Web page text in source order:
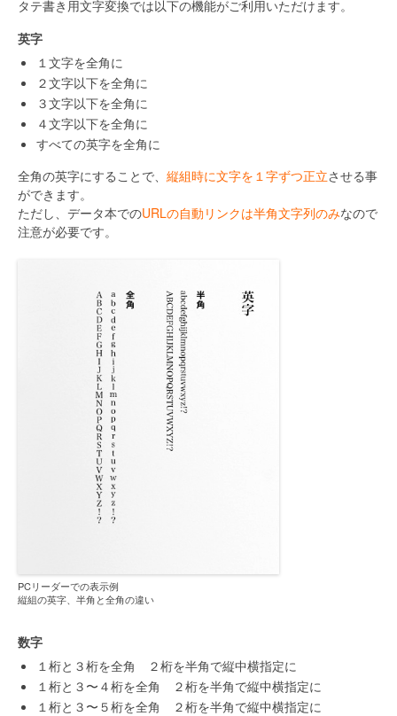
タテ書き用文字変換では以下の機能がご利用いただけます。
英字
１文字を全角に
２文字以下を全角に
３文字以下を全角に
４文字以下を全角に
すべての英字を全角に
全角の英字にすることで、縦組時に文字を１字ずつ正立させる事
ができます。
ただし、データ本でのURLの自動リンクは半角文字列のみなので
注意が必要です。
PCリーダーでの表示例
縦組の英字、半角と全角の違い
数字
１桁と３桁を全角 ２桁を半角で縦中横指定に
１桁と３〜４桁を全角 ２桁を半角で縦中横指定に
１桁と３〜５桁を全角 ２桁を半角で縦中横指定に